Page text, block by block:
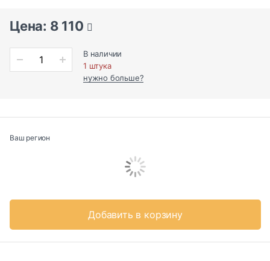
Цена: 8 110
В наличии
1 штука
нужно больше?
Ваш регион
Добавить в корзину